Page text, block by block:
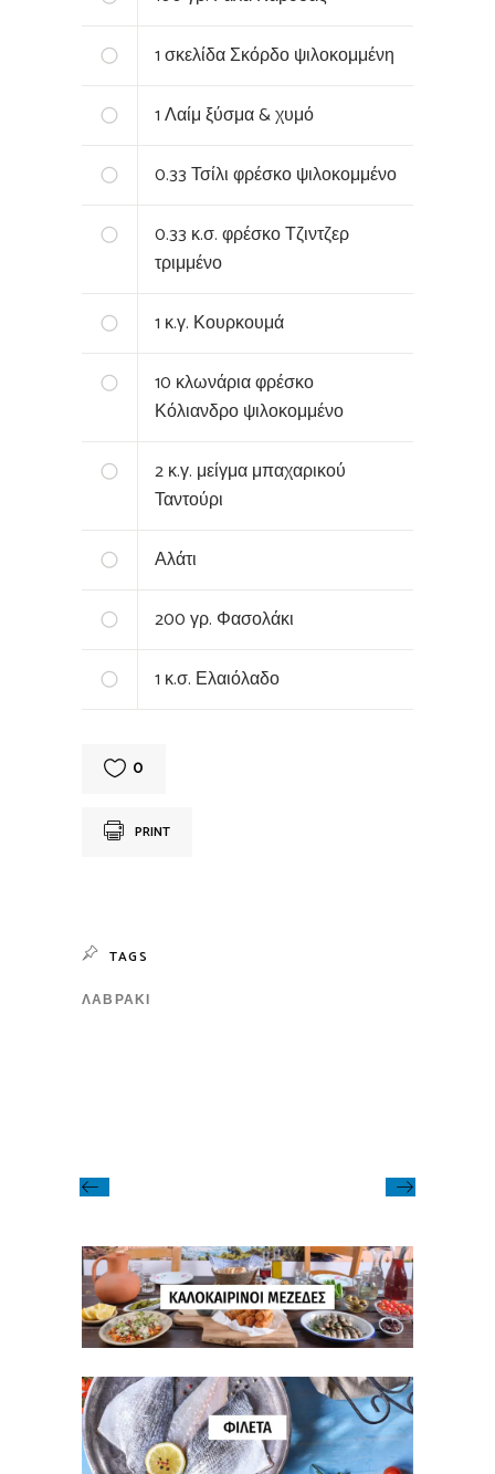
1σκελίδα Σκόρδο ψιλοκομμένη
1Λαίμ ξύσμα & χυμό
0.33Τσίλι φρέσκο ψιλοκομμένο
0.33 κ.σ. φρέσκο Τζιντζερ
τριμμένο
1 κ.γ. Κουρκουμά
10 κλωνάρια φρέσκο
Κόλιανδρο ψιλοκομμένο
2κ.γ. μείγμα μπαχαρικού
Ταντούρι
Αλάτι
200γρ. Φασολάκι
1 κ.σ. Ελαιόλαδο
0
PRINT
TAGS
ΛΑΒΡΆΚΙ